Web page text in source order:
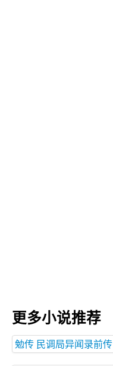
更多小说推荐
勉传 民调局异闻录前传